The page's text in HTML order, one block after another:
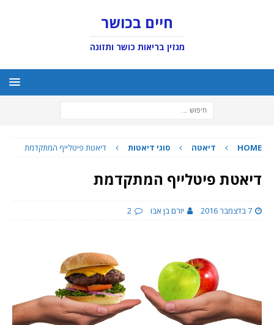
חיים בכושר
מגזין בריאות כושר ותזונה
HOME דיאטה סוגי דיאטות דיאטת פיטלייף המתקדמת
דיאטת פיטלייף המתקדמת
7 בדצמבר 2016 יורם בן אבו 2